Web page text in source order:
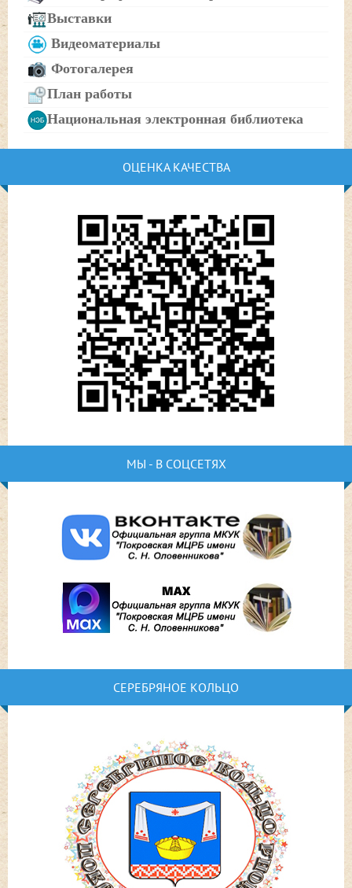
Выставки
Видеоматериалы
Фотогалерея
План работы
Национальная электронная библиотека
ОЦЕНКА КАЧЕСТВА
МЫ - В СОЦСЕТЯХ
СЕРЕБРЯНОЕ КОЛЬЦО